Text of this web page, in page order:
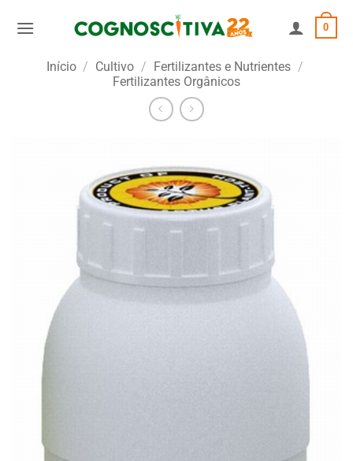
0
Início / Cultivo / Fertilizantes e Nutrientes /
Fertilizantes Orgânicos